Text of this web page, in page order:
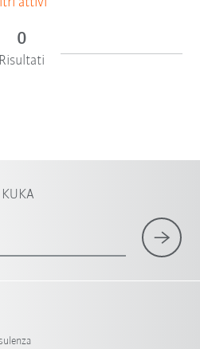
0
Risultati